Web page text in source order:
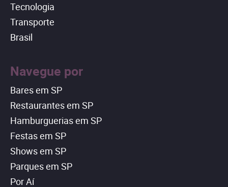
Tecnologia
Transporte
Brasil
Navegue por
Bares em SP
Restaurantes em SP
Hamburguerias em SP
Festas em SP
Shows em SP
Parques em SP
Por Aí